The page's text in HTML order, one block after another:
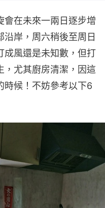
會在未來一兩日逐步增
岸，周六稍後至周日
成風還是未知數，但打
，尤其廚房清潔，因這
時候！不妨參考以下6